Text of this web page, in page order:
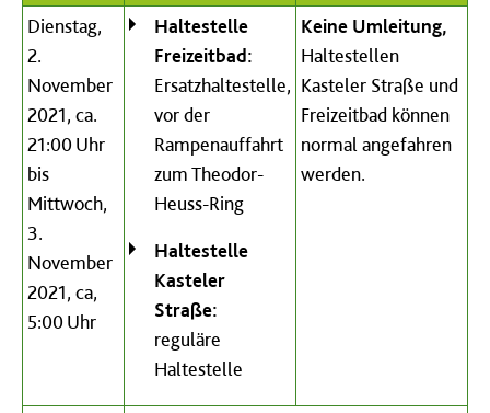
Dienstag,
2.
November
2021, ca.
21:00 Uhr
bis
Mittwoch,
3.
November
2021, ca,
5:00 Uhr
Haltestelle
Freizeitbad:
Ersatzhaltestelle,
vor der
Rampenauffahrt
zum Theodor-
Heuss-Ring
Haltestelle
Kasteler
Straße:
reguläre
Haltestelle
Keine Umleitung,
Haltestellen
Kasteler Straße und
Freizeitbad können
normal angefahren
werden.